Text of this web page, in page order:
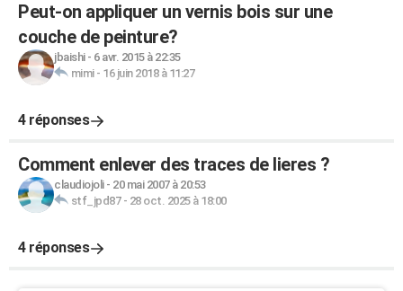
Peut-on appliquer un vernis bois sur une
couche de peinture?
jbaishi- 6 avr. 2015 à 22:35
mimi- 16 juin 2018 à 11:27
4 réponses
Comment enlever des traces de lieres ?
claudiojoli- 20 mai 2007 à 20:53
stf_jpd87- 28 oct. 2025 à 18:00
4 réponses